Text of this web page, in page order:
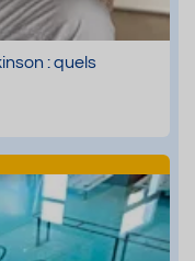
: quels